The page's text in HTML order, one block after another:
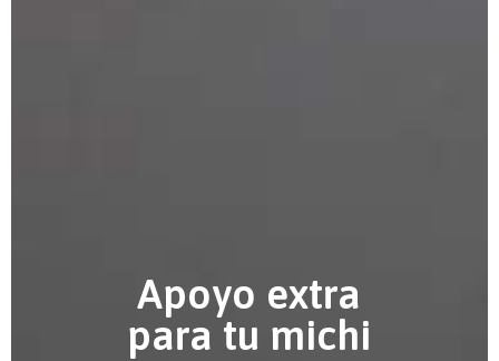
Apoyo extra
para tu michi